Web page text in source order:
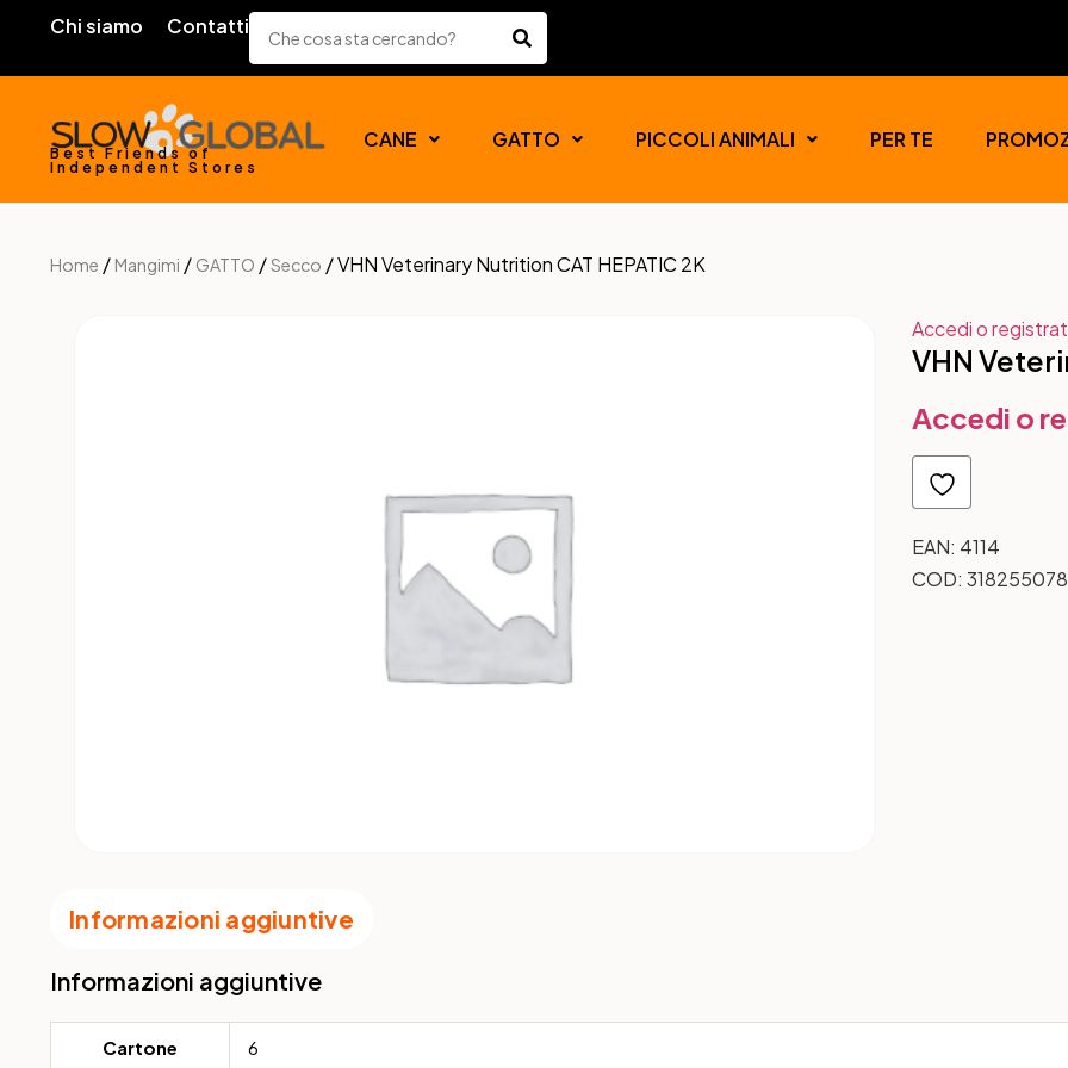
Chi siamo Contatti
Best Friends of
Independent Stores
CANE GATTO PICCOLI ANIMALI PER TE
Home / Mangimi / GATTO /Secco / VHN Veterinary Nutrition CAT HEPATIC 2K
Accedi o
VHN
Accedi o
EAN: 4114
COD:
Informazioni aggiuntive
Informazioni aggiuntive
Cartone 6